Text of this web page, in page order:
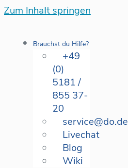
Zum Inhalt springen
Brauchst du Hilfe?
+49
(0)
5181 /
855 37-
20
service@do.de
Livechat
Blog
Wiki